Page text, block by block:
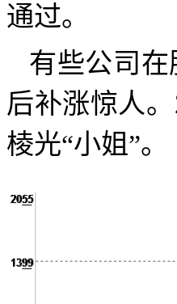
通过。
有些公司
后补涨惊人。
棱光“小姐”。